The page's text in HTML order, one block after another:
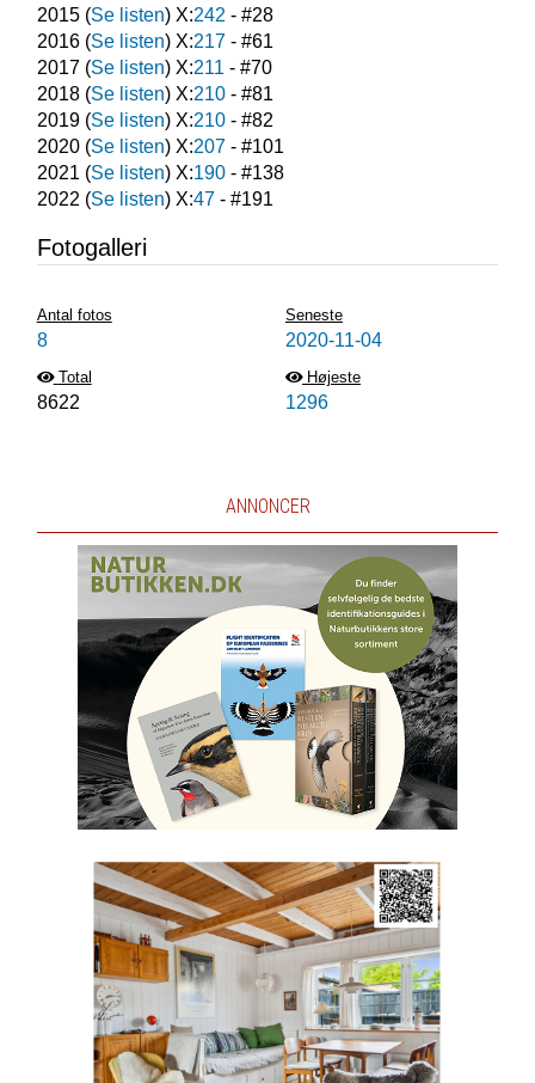
2015(Se listen) X:242 - #28
2016(Se listen) X:217- #61
2017(Se listen) X:211 - #70
2018(Se listen) X:210- #81
2019(Se listen) X:210- #82
2020(Se listen) X:207- #101
2021 (Se listen) X:190- #138
2022 (Se listen) X:47- #191
Fotogalleri
Antal fotos
8
Seneste
2020-11-04
Total
8622
Højeste
1296
ANNONCER